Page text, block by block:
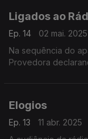
Ligados ao
Ep. 14
02 mai. 2025
Na sequência do
Provedora
Elogios
Ep. 13
11 abr. 2025